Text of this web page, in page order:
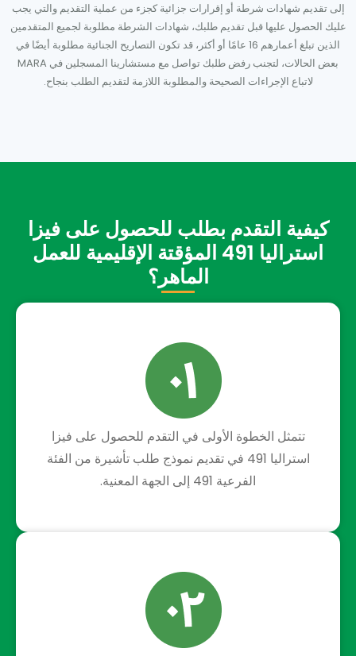
إلى تقديم شهادات شرطة أو إقرارات جزائية كجزء من عملية التقديم والتي يجب
عليك الحصول عليها قبل تقديم طلبك، شهادات الشرطة مطلوبة لجميع المتقدمين
الذين تبلغ أعمارهم 16 عامًا أو أكثر، قد تكون التصاريح الجنائية مطلوبة أيضًا في
بعض الحالات، لتجنب رفض طلبك تواصل مع مستشارينا المسجلين في MARA
لاتباع الإجراءات الصحيحة والمطلوبة اللازمة لتقديم الطلب بنجاح.
كيفية التقدم بطلب للحصول على فيزا
استراليا 491 المؤقتة الإقليمية للعمل
الماهر؟
تتمثل الخطوة الأولى في التقدم للحصول على فيزا
استراليا 491 في تقديم نموذج طلب تأشيرة من الفئة
الفرعية 491 إلى الجهة المعنية.